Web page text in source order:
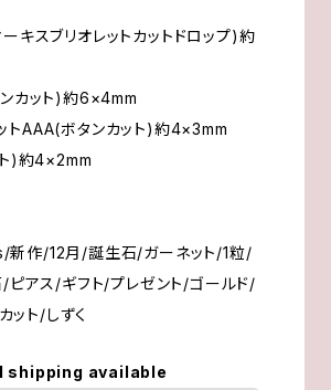
スブリオレットカットドロップ)約
カット)約6×4mm
トAAA(ボタンカット)約4×3mm
)約4×2mm
作/12月/誕生石/ガーネット/1粒/
ピアス/ギフト/プレゼント/ゴールド/
ット/しずく
shipping available